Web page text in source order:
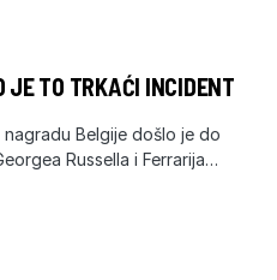
JE TO TRKAĆI INCIDENT
Belgije došlo je do
Russella i Ferrarija…